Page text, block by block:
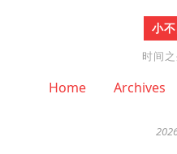
小
时间
Home Archives